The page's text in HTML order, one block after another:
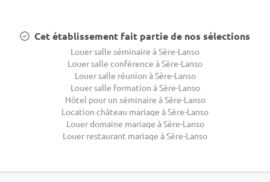
Cet établissement fait partie de nos sélections
Louer salle séminaire à Sère-Lanso
Louer salle conférence à Sère-Lanso
Louer salle réunion à Sère-Lanso
Louer salle formation à Sère-Lanso
Hôtel pour un séminaire à Sère-Lanso
Location château mariage à Sère-Lanso
Louer domaine mariage à Sère-Lanso
Louer restaurant mariage à Sère-Lanso